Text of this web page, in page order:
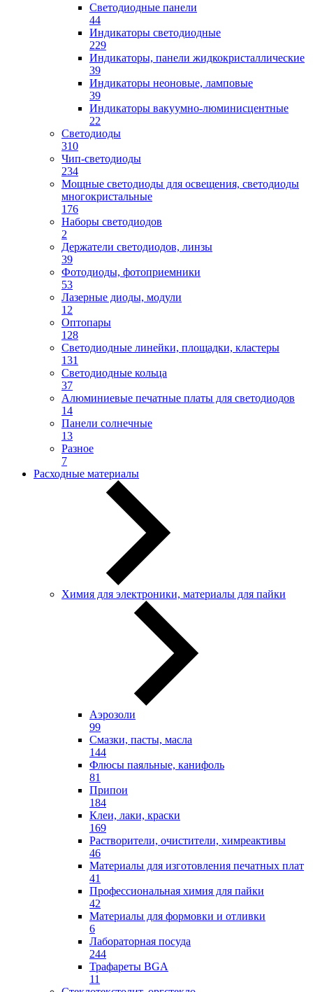
Светодиодные панели
44
Индикаторы светодиодные
229
Индикаторы, панели жидкокристаллические
39
Индикаторы неоновые, ламповые
39
Индикаторы вакуумно-люминисцентные
22
Светодиоды
310
Чип-светодиоды
234
Мощные светодиоды для освещения, светодиоды
многокристальные
176
Наборы светодиодов
2
Держатели светодиодов, линзы
39
Фотодиоды, фотоприемники
53
Лазерные диоды, модули
12
Оптопары
128
Светодиодные линейки, площадки, кластеры
131
Светодиодные кольца
37
Алюминиевые печатные платы для светодиодов
14
Панели солнечные
13
Разное
7
Расходные материалы
Химия для электроники, материалы для пайки
Аэрозоли
99
Смазки, пасты, масла
144
Флюсы паяльные, канифоль
81
Припои
184
Клеи, лаки, краски
169
Растворители, очистители, химреактивы
46
Материалы для изготовления печатных плат
41
Профессиональная химия для пайки
42
Материалы для формовки и отливки
6
Лабораторная посуда
244
Трафареты BGA
11